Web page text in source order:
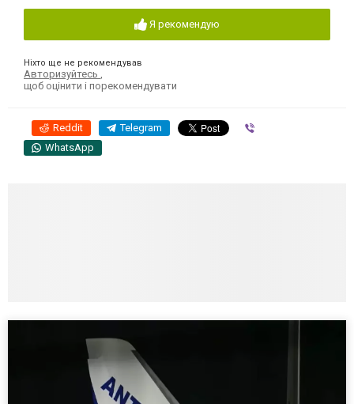
Я рекомендую
Ніхто ще не рекомендував
Авторизуйтесь ,
щоб оцінити і порекомендувати
Reddit Telegram
WhatsApp